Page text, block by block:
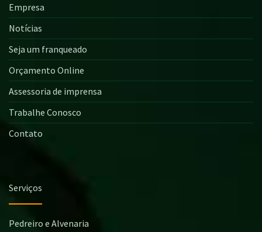
Empresa
Notícias
Seja um franqueado
Orçamento Online
Assessoria de imprensa
Trabalhe Conosco
Contato
Serviços
Pedreiro e Alvenaria